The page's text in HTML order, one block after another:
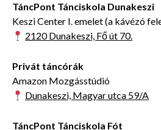
TáncPont Tánciskola Dunakeszi
Keszi Center I. emelet (a kávézó
2120 Dunakeszi, Fő út 70.
Privát táncórák
Amazon Mozgásstúdió
Dunakeszi, Magyar utca 59/A
TáncPont Tánciskola Fót